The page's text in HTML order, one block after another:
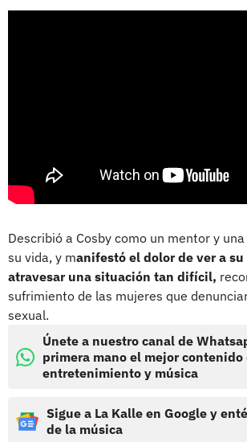
Describió a Cosby como un mentor y
su vida, y manifestó el dolor de ver a
atravesar una situación tan difícil,
sufrimiento de las mujeres que
sexual.
Únete a nuestro canal de
primera mano el mejor contenido
entretenimiento y música
Sigue a La Kalle en Google y
de la música